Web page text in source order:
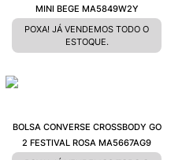
MINI BEGE MA5849W2Y
POXA! JÁ VENDEMOS TODO O
ESTOQUE.
BOLSA CONVERSE CROSSBODY GO
2 FESTIVAL ROSA MA5667AG9